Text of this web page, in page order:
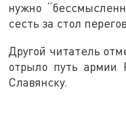
нужно
сесть за стол
Другой читатель
отрыло путь армии
Славянску.